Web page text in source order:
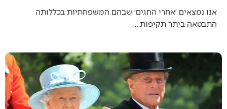
אנו נמצאים ׳אחרי החגים׳ שבהם המשפחתיות בכללותה
התבטאה ביתר תקיפות…